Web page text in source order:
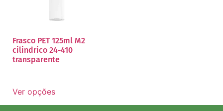
Frasco PET 125ml M2
cilindrico 24-410
transparente
Ver opções